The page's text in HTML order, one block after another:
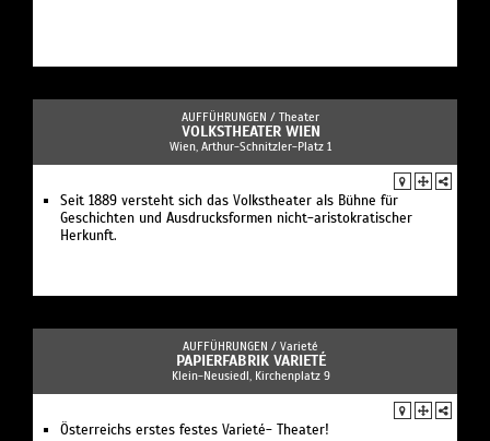
AUFFÜHRUNGEN / Theater
VOLKSTHEATER WIEN
Wien, Arthur-Schnitzler-Platz 1
Seit 1889 versteht sich das Volkstheater als Bühne für
Geschichten und Ausdrucksformen nicht-aristokratischer
Herkunft.
AUFFÜHRUNGEN / Varieté
PAPIERFABRIK VARIETÉ
Klein-Neusiedl, Kirchenplatz 9
Österreichs erstes festes Varieté- Theater!